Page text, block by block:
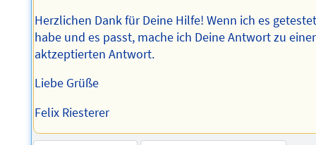
Herzlichen Dank für Deine Hilfe! Wenn ich es
habe und es passt, mache ich Deine Antwort zu einer
aktzeptierten Antwort.
Liebe Grüße
Felix Riesterer